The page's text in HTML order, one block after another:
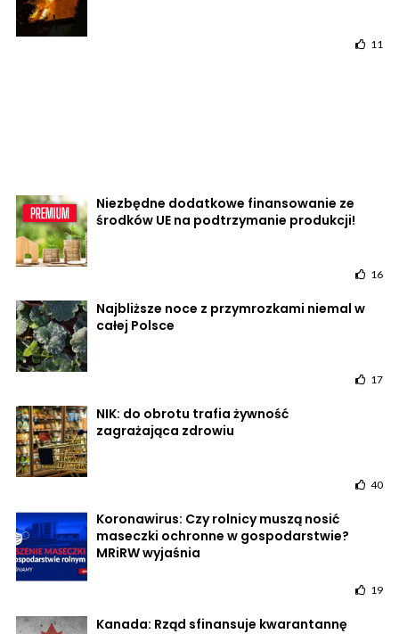
11
Niezbędne dodatkowe finansowanie ze
środków UE na podtrzymanie produkcji!
16
Najbliższe noce z przymrozkami niemal w
całej Polsce
17
NIK: do obrotu trafia żywność
zagrażająca zdrowiu
40
Koronawirus: Czy rolnicy muszą nosić
maseczki ochronne w gospodarstwie?
MRiRW wyjaśnia
19
Kanada: Rząd sfinansuje kwarantannę